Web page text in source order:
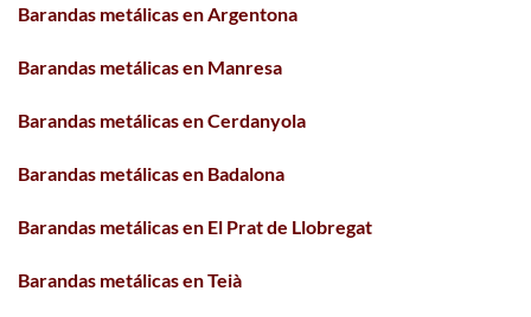
Barandas metálicas en Argentona
Barandas metálicas en Manresa
Barandas metálicas en Cerdanyola
Barandas metálicas en Badalona
Barandas metálicas en El Prat de Llobregat
Barandas metálicas en Teià